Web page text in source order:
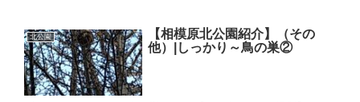
北公園
【相模原北公園紹介】（その
他）|しっかり～鳥の巣②